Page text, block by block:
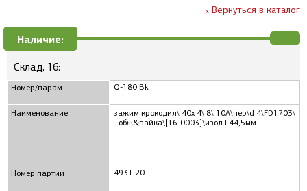
« Вернуться в каталог
Наличие:
Склад, 16:
Номер/парам.
Наименование
Номер партии
Q-180 Bk
зажим крокодил\ 40x 4\ 8\ 10А\чер\d 4\FD1703\
- обж&пайка\[16-0003]\изол L44,5мм
4931.20